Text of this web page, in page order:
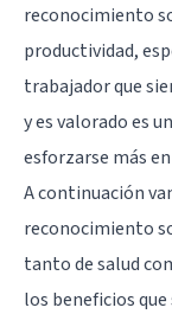
reconocimiento
productividad,
trabajador que
y es valorado es
esforzarse más
A continuación
reconocimiento
tanto de salud
los beneficios